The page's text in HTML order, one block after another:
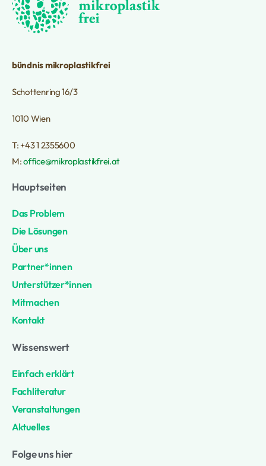
bündnis mikroplastikfrei
Schottenring 16/3
1010 Wien
T: +43 1 2355600
M:office@mikroplastikfrei.at
Hauptseiten
Das Problem
Die Lösungen
Über uns
Partner*innen
Unterstützer*innen
Mitmachen
Kontakt
Wissenswert
Einfach erklärt
Fachliteratur
Veranstaltungen
Aktuelles
Folge uns hier